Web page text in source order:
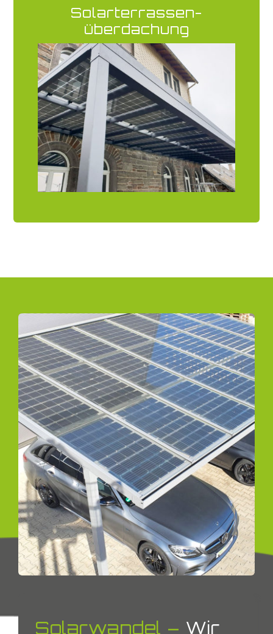
Solarterrassen-
überdachung
Solarwandel – Wir